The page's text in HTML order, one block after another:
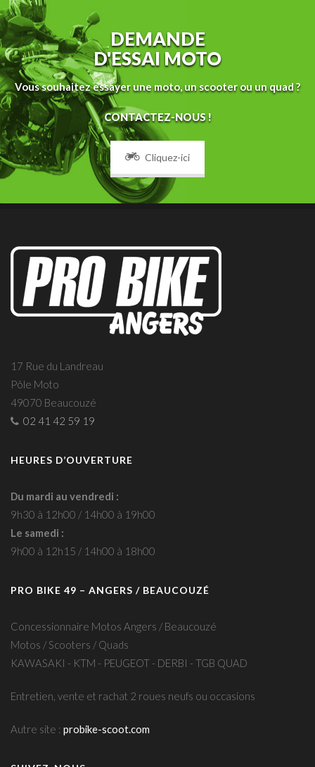
DEMANDE
D'ESSAI MOTO
Vous souhaitez essayer une moto, un scooter ou un quad ?
CONTACTEZ-NOUS !
Cliquez-ici
17 Rue du Landreau
Pôle Moto
49070 Beaucouzé
02 41 42 59 19
HEURES D’OUVERTURE
Du mardi au vendredi :
9h30 à 12h00 / 14h00 à 19h00
Le samedi :
9h00 à 12h15 / 14h00 à 18h00
PRO BIKE 49 – ANGERS / BEAUCOUZÉ
Concessionnaire Motos Angers / Beaucouzé
Motos / Scooters / Quads
KAWASAKI - KTM - PEUGEOT - DERBI - TGB QUAD
Entretien, vente et rachat 2 roues neufs ou occasions
Autre site : probike-scoot.com